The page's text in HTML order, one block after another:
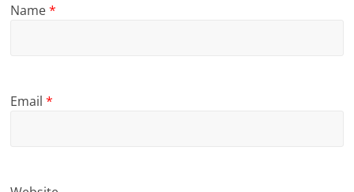
Name*
Email*